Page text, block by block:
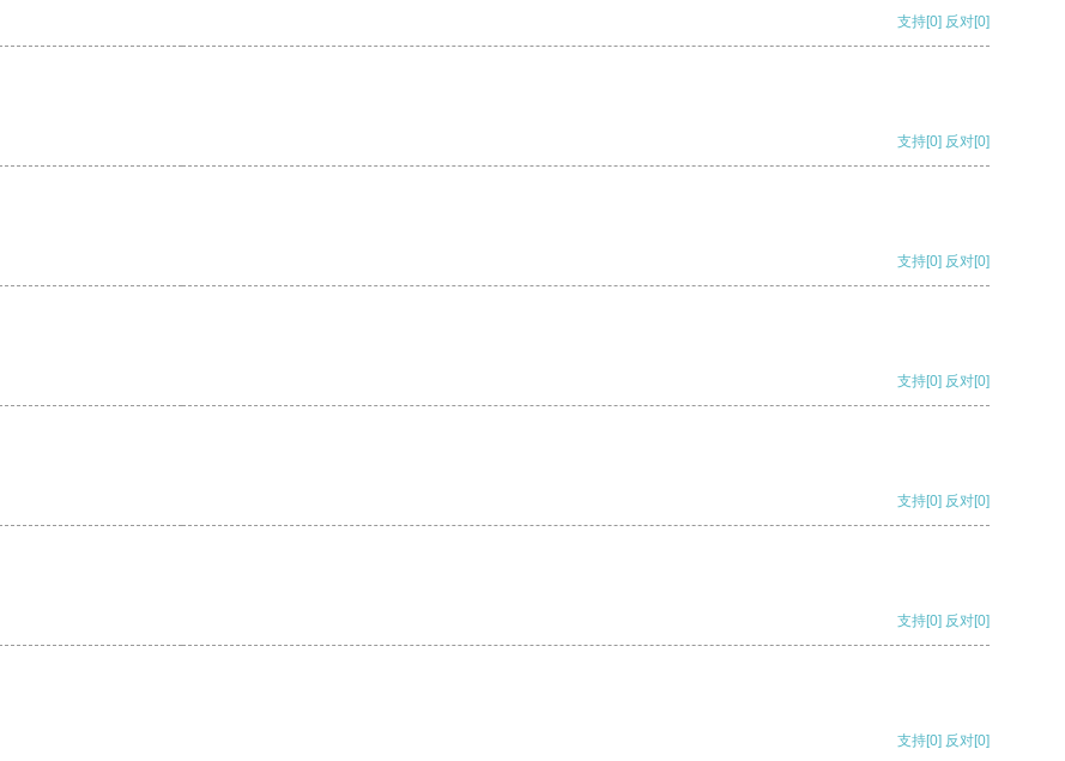
支持[0] 反对[0]
支持[0] 反对[0]
支持[0] 反对[0]
支持[0] 反对[0]
支持[0] 反对[0]
支持[0] 反对[0]
支持[0] 反对[0]